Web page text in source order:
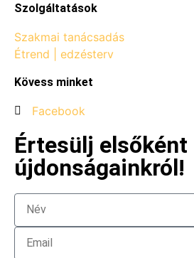
Szolgáltatások
Szakmai tanácsadás
Étrend | edzésterv
Kövess minket
Facebook
Értesülj elsőként
újdonságainkról!